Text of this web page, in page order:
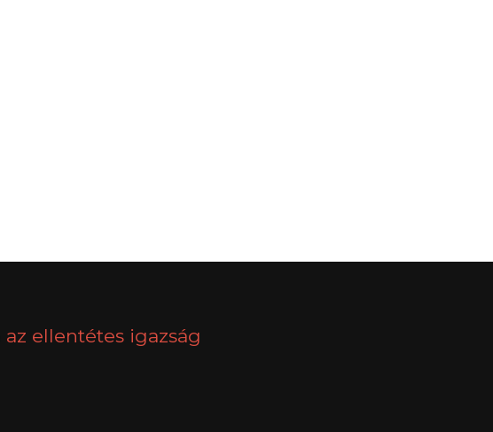
ellentétes igazság